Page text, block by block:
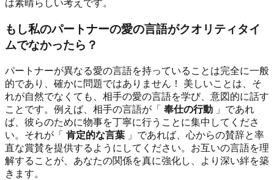
は素晴らしい考えです。
もし私のパートナーの愛の言語がクオリティタイ
ムでなかったら？
パートナーが異なる愛の言語を持っていることは完全に一般
的であり、確かに問題ではありません！ 美しいことは、そ
れが自然でなくても、相手の愛の言語を学び、意図的に話す
ことです。例えば、相手の言語が「 奉仕の行動 」であれ
ば、彼らのために物事を丁寧に行うことに集中してくださ
い。それが「 肯定的な言葉 」であれば、心からの賛辞と率
直な賞賛を提供するようにしてください。お互いの言語を理
解することが、あなたの関係を真に強化し、より深い絆を築
きます。